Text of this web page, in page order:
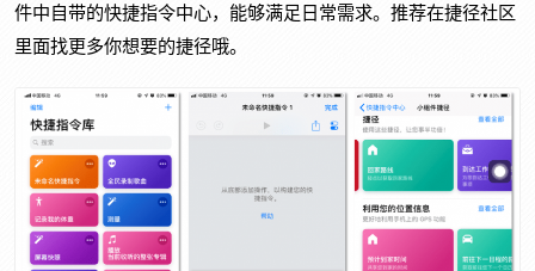
件中自带的快捷指令中心，能够满足日常需求。推荐在捷径社区
里面找更多你想要的捷径哦。